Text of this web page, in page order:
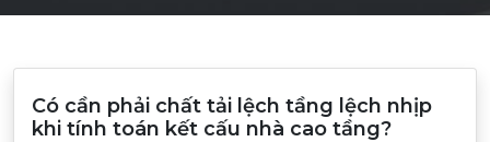
Có cần phải chất tải lệch tầng lệch nhịp
khi tính toán kết cấu nhà cao tầng?